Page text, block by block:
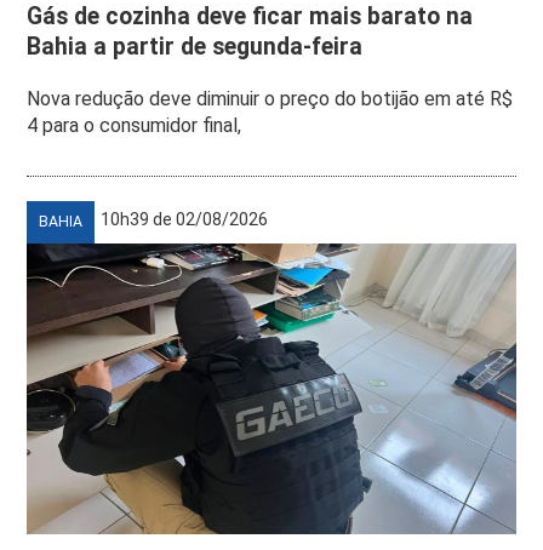
Gás de cozinha deve ficar mais barato na
Bahia a partir de segunda-feira
Nova redução deve diminuir o preço do botijão em até R$
4 para o consumidor final,
BAHIA 10h39 de 02/08/2026